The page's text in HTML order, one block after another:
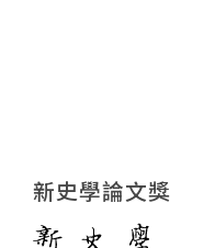
新史學論文獎